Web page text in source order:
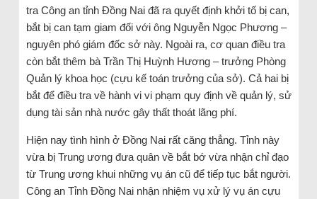
tra Công an tỉnh Đồng Nai đã ra quyết định khởi tố bị can,
bắt bị can tạm giam đối với ông Nguyễn Ngọc Phương –
nguyên phó giám đốc sở này. Ngoài ra, cơ quan điều tra
còn bắt thêm bà Trần Thị Huỳnh Hương – trưởng Phòng
Quản lý khoa học (cựu kế toán trưởng của sở). Cả hai bị
bắt để điều tra về hành vi vi phạm quy định về quản lý, sử
dụng tài sản nhà nước gây thất thoát lãng phí.
Hiện nay tình hình ở Đồng Nai rất căng thẳng. Tỉnh này
vừa bị Trung ương đưa quân về bắt bớ vừa nhận chỉ đạo
từ Trung ương khui những vụ án cũ để tiếp tục bắt người.
Công an Tỉnh Đồng Nai nhận nhiệm vụ xử lý vụ án cựu